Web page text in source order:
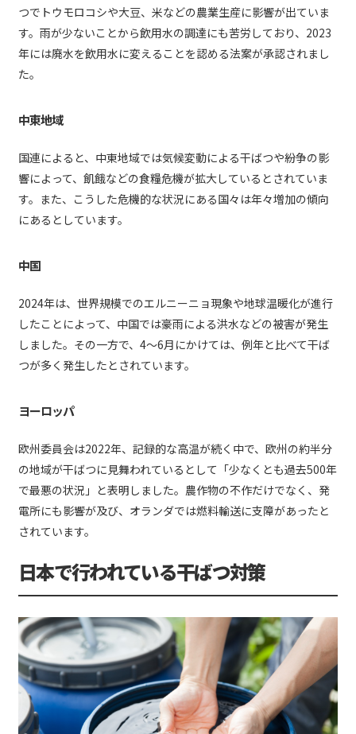
つでトウモロコシや大豆、米などの農業生産に影響が出ていま
す。雨が少ないことから飲用水の調達にも苦労しており、2023
年には廃水を飲用水に変えることを認める法案が承認されまし
た。
中東地域
国連によると、中東地域では気候変動による干ばつや紛争の影
響によって、飢餓などの食糧危機が拡大しているとされていま
す。また、こうした危機的な状況にある国々は年々増加の傾向
にあるとしています。
中国
2024年は、世界規模でのエルニーニョ現象や地球温暖化が進行
したことによって、中国では豪雨による洪水などの被害が発生
しました。その一方で、4〜6月にかけては、例年と比べて干ば
つが多く発生したとされています。
ヨーロッパ
欧州委員会は2022年、記録的な高温が続く中で、欧州の約半分
の地域が干ばつに見舞われているとして「少なくとも過去500年
で最悪の状況」と表明しました。農作物の不作だけでなく、発
電所にも影響が及び、オランダでは燃料輸送に支障があったと
されています。
日本で行われている干ばつ対策